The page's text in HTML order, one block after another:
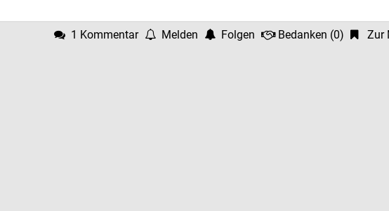
1 Kommentar Melden Folgen Bedanken (0) Zur